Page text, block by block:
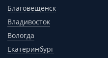
Благовещенск
Владивосток
Вологда
Екатеринбург